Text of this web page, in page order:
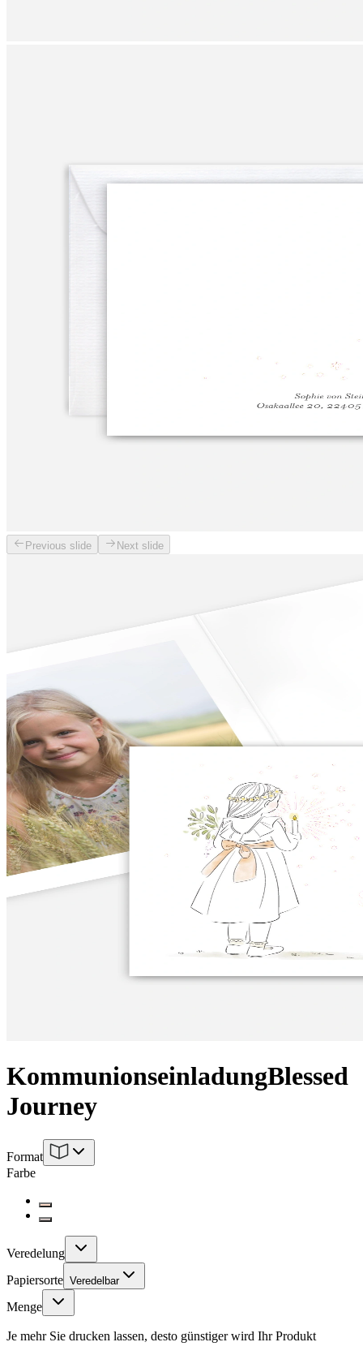
Previous slide Next slide
KommunionseinladungBlessed
Journey
Format
Farbe
Veredelung
Papiersorte Veredelbar
Menge
Je mehr Sie drucken lassen, desto günstiger wird Ihr Produkt